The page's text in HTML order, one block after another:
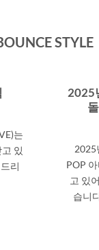
STYLE
는
있
리
2025
2025
POP
고 있
습니